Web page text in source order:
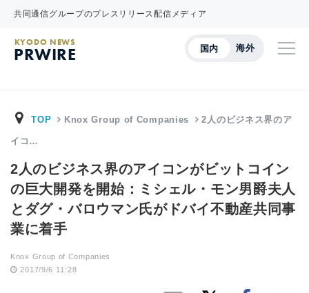
共同通信グループのプレスリリース配信メディア
国内 海外
KYODO NEWS
PRWIRE
TOP Knox Group of Companies 2人のビジネス界のア
イコ…
2人のビジネス界のアイコンがビットコイン
の巨大開発を開始：ミシェル・モン男爵夫人
とダグ・バロウマン氏がドバイ不動産共同事
業に着手
Knox Group of Companies
2017/9/6 11:28